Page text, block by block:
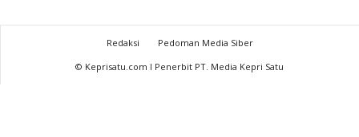
Redaksi
Pedoman Media Siber
© Keprisatu.com I Penerbit PT. Media Kepri Satu